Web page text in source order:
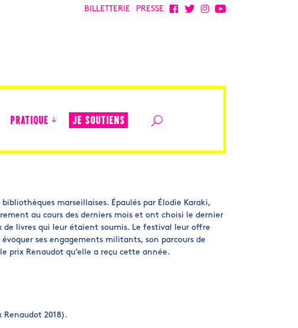
BILLETTERIE PRESSE
PRATIQUE JE SOUTIENS
marseillaises. Épaulés par Élodie Karaki,
au cours des derniers mois et ont choisi le dernier
de livres qui leur étaient soumis. Le festival leur offre
ses engagements militants, son parcours de
prix Renaudot qu’elle a reçu cette année.
Renaudot 2018).